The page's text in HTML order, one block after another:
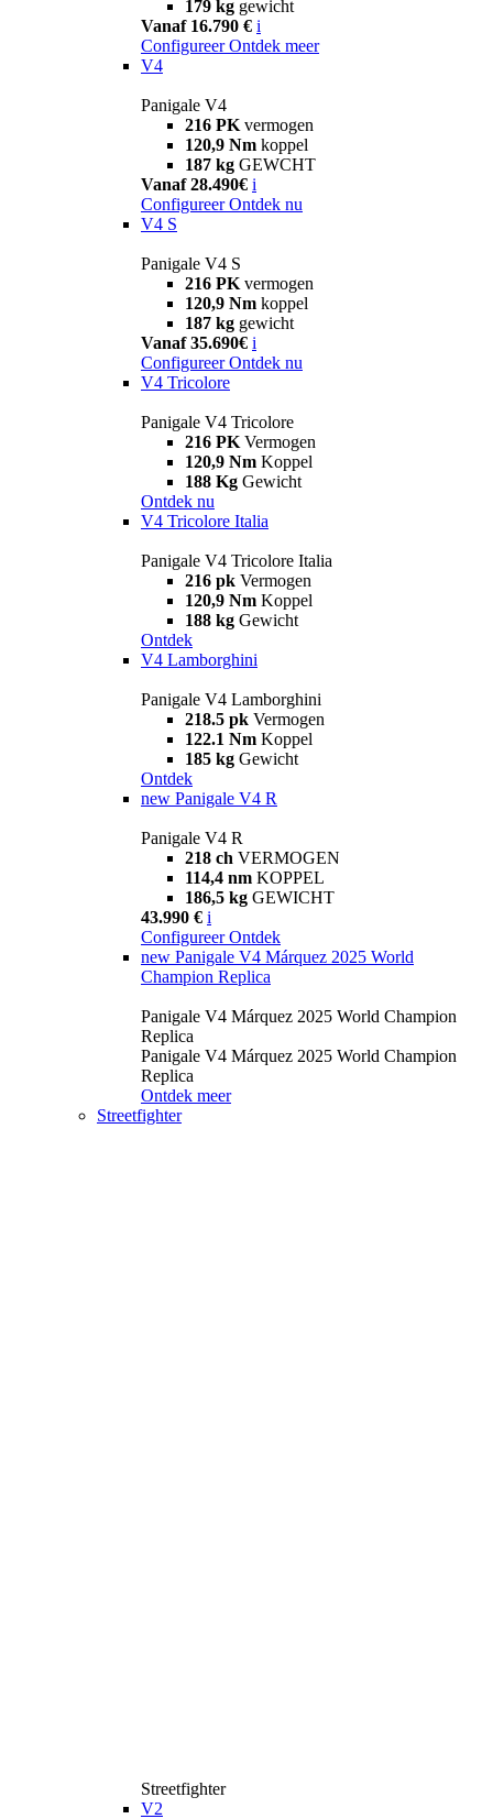
179 kg gewicht
Vanaf 16.790 € i
Configureer Ontdek meer
V4
Panigale V4
216 PK vermogen
120,9 Nm koppel
187 kg GEWCHT
Vanaf 28.490€ i
Configureer Ontdek nu
V4 S
Panigale V4 S
216 PK vermogen
120,9 Nm koppel
187 kg gewicht
Vanaf 35.690€ i
Configureer Ontdek nu
V4 Tricolore
Panigale V4 Tricolore
216 PK Vermogen
120,9 Nm Koppel
188 Kg Gewicht
Ontdek nu
V4 Tricolore Italia
Panigale V4 Tricolore Italia
216 pk Vermogen
120,9 Nm Koppel
188 kg Gewicht
Ontdek
V4 Lamborghini
Panigale V4 Lamborghini
218.5 pk Vermogen
122.1 Nm Koppel
185 kg Gewicht
Ontdek
new Panigale V4 R
Panigale V4 R
218 ch VERMOGEN
114,4 nm KOPPEL
186,5 kg GEWICHT
43.990 € i
Configureer Ontdek
new Panigale V4 Márquez 2025 World
Champion Replica
Panigale V4 Márquez 2025 World Champion
Replica
Panigale V4 Márquez 2025 World Champion
Replica
Ontdek meer
Streetfighter
Streetfighter
V2